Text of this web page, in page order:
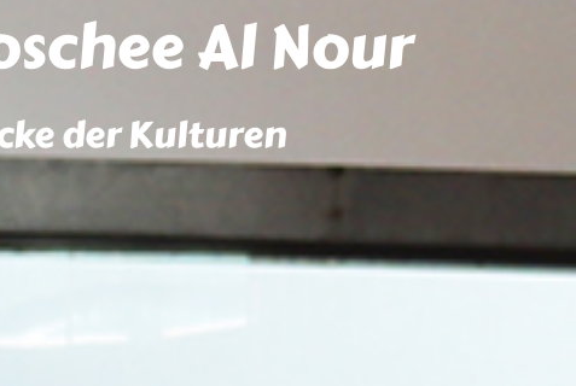
Al Nour
der Kulturen